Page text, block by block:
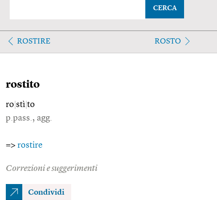
CERCA
ROSTIRE ROSTO
rostito
ro stì to
p.pass., agg.
=> rostire
Correzioni e suggerimenti
Condividi